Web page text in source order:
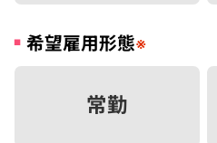
希望雇用形態※
常勤